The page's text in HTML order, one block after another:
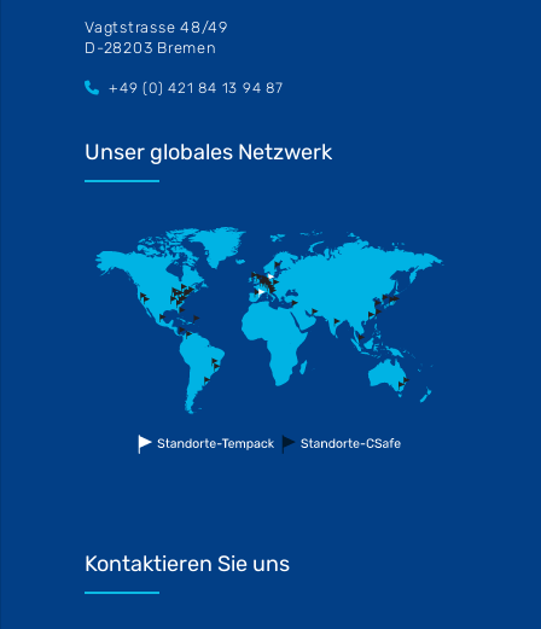
Vagtstrasse 48/49
D-28203 Bremen
+49 (0) 421 84 13 94 87
Unser globales Netzwerk
Kontaktieren Sie uns